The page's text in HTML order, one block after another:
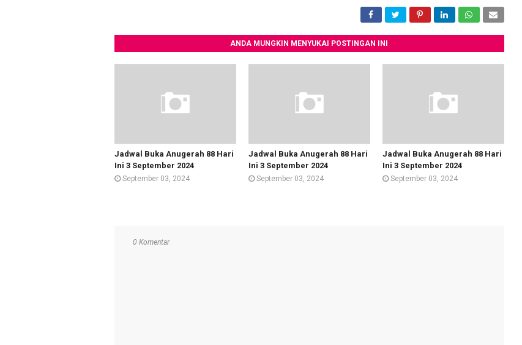
ANDA MUNGKIN MENYUKAI POSTINGAN INI
Jadwal Buka Anugerah 88 Hari
Ini 3 September 2024
September 03, 2024
Jadwal Buka Anugerah 88 Hari
Ini 3 September 2024
September 03, 2024
Jadwal Buka Anugerah 88 Hari
Ini 3 September 2024
September 03, 2024
0 Komentar